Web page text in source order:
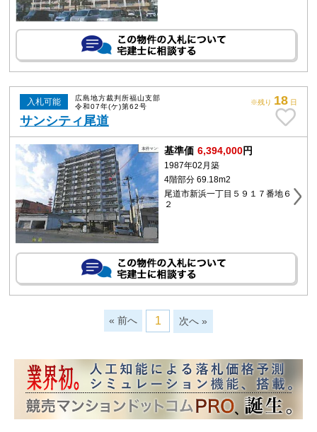
入札可能
広島地方裁判所福山支部
令和07年(ケ)第62号
サンシティ尾道
※残り 18 日
基準価 6,394,000円
1987年02月築
4階部分 69.18m2
尾道市新浜一丁目５９１７番地６
２
« 前へ 1 次へ »